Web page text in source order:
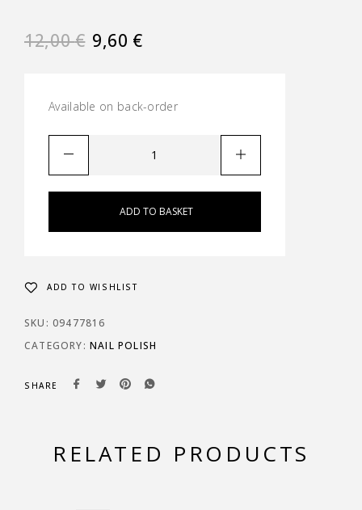
12,00€ 9,60 €
Available on back-order
ADD TO BASKET
ADD TO WISHLIST
SKU: 09477816
CATEGORY: NAIL POLISH
SHARE
RELATED PRODUCTS